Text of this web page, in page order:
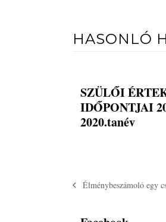
HASONLÓ
SZÜLŐI
IDŐPONTJAI
2020.tanév
previous
Élménybeszámoló egy